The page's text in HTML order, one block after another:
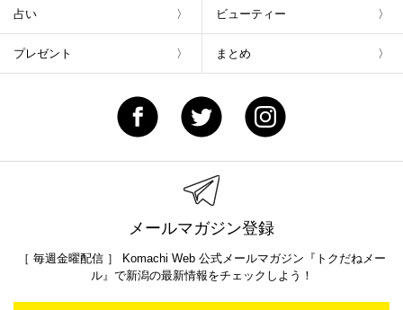
占い ビューティー
プレゼント まとめ
メールマガジン登録
［ 毎週金曜配信 ］ Komachi Web 公式メールマガジン『トクだねメー
ル』で新潟の最新情報をチェックしよう！